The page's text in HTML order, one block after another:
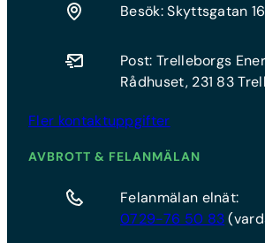
Besök: Skyttsgatan 16
Post: Trelleborgs
Rådhuset, 231 83
Fler kontaktuppgifter
AVBROTT & FELANMÄLAN
Felanmälan elnät:
0729-76 50 83